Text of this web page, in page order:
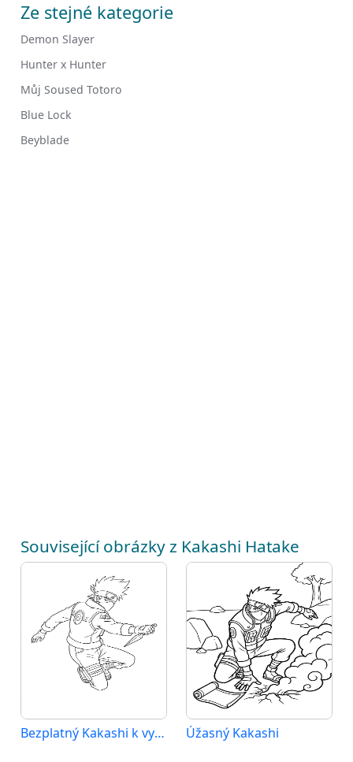
Ze stejné kategorie
Demon Slayer
Hunter x Hunter
Můj Soused Totoro
Blue Lock
Beyblade
Související obrázky z Kakashi Hatake
Bezplatný Kakashi k vytištění Úžasný Kakashi